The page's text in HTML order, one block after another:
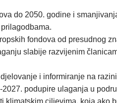
do 2050. godine i
fondova od presudnog
slabije razvijenim
i informiranje na
podupire ulaganja u
ciljevima, koja